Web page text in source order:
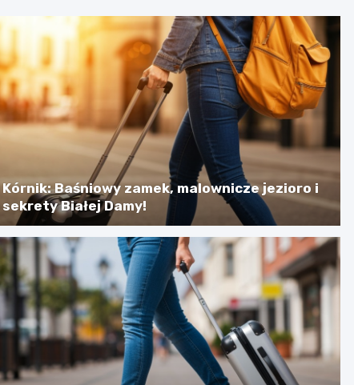
Kórnik: Baśniowy zamek, malownicze jezioro i
sekrety Białej Damy!